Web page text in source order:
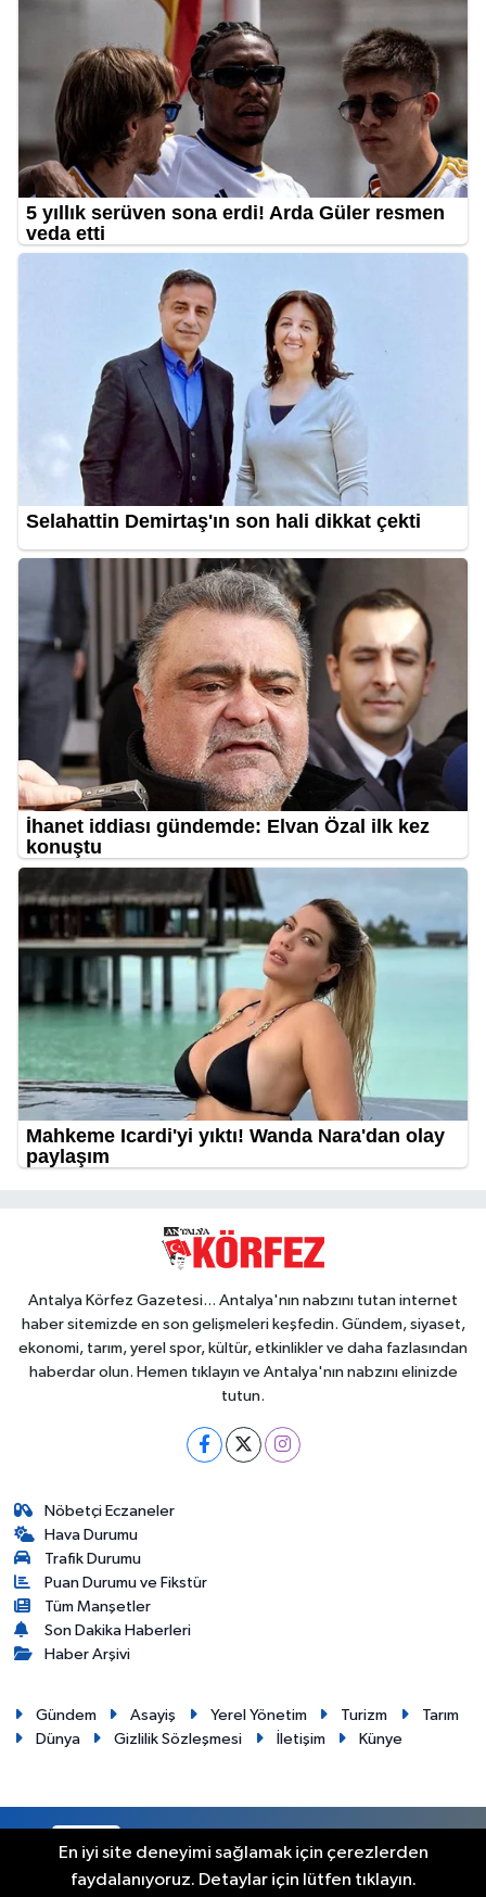
Antalya Körfez Gazetesi... Antalya'nın nabzını tutan internet
haber sitemizde en son gelişmeleri keşfedin. Gündem, siyaset,
ekonomi, tarım, yerel spor, kültür, etkinlikler ve daha fazlasından
haberdar olun. Hemen tıklayın ve Antalya'nın nabzını elinizde
tutun.
Nöbetçi Eczaneler
Hava Durumu
Trafik Durumu
Puan Durumu ve Fikstür
Tüm Manşetler
Son Dakika Haberleri
Haber Arşivi
Gündem Asayiş Yerel Yönetim Turizm
Tarım
Dünya
Gizlilik Sözleşmesi İletişim Künye
RSS Copyright © 2012. Her hakkı saklıdır.
En iyi site deneyimi sağlamak için çerezlerden
faydalanıyoruz. Detaylar için lütfen tıklayın.